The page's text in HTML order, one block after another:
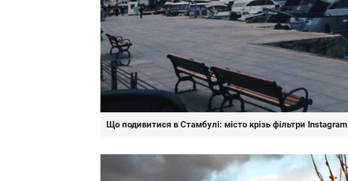
Що подивитися в Стамбулі: місто крізь фільтри Instagram